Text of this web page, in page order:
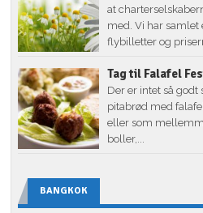
at
med. Vi har
flybilletter og
Tag til Falafel
Der er intet så
pitabrød med
eller som
boller,...
BANGKOK